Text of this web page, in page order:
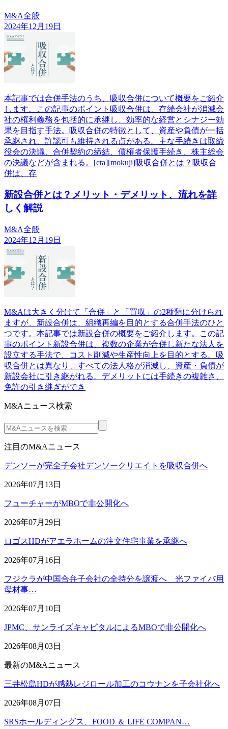
M&A全般
2024年12月19日
本記事では合併手法のうち、吸収合併について概要をご紹介
します。この記事のポイント吸収合併は、存続会社が消滅会
社の権利義務を包括的に承継し、効率的な経営とシナジー効
果を目指す手法。吸収合併の特徴として、資産や負債が一括
承継され、許認可も維持される点がある。主な手続きは取締
役会の決議、合併契約の締結、債権者保護手続き、株主総会
の決議などが含まれる。[cta][mokuji]吸収合併とは？吸収合
併は、存
新設合併とは？メリット・デメリット、流れを詳
しく解説
M&A全般
2024年12月19日
M&Aは大きく分けて「合併」と「買収」の2種類に分けられ
ますが、新設合併は、組織再編を目的とする合併手法のひと
つです。本記事では新設合併の概要をご紹介します。この記
事のポイント新設合併は、複数の企業が合併し新たな法人を
設立する手法で、コスト削減や生産性向上を目的とする。吸
収合併とは異なり、すべての法人格が消滅し、資産・負債が
新設会社に引き継がれる。デメリットには手続きの複雑さ、
免許の引き継ぎができ
M&Aニュース検索
注目のM&Aニュース
デンソーが完全子会社デンソークリエイトを吸収合併へ
2026年07月13日
フューチャーがMBOで非公開化へ
2026年07月29日
ロゴスHDがアエラホームの注文住宅事業を承継へ
2026年07月16日
フジクラが中国合弁子会社の全持分を譲渡へ 光ファイバ用
母材事…
2026年07月10日
JPMC、サンライズキャピタルによるMBOで非公開化へ
2026年08月03日
最新のM&Aニュース
三井松島HDが感熱レジロール加工のコウナンを子会社化へ
2026年08月07日
SRSホールディングス、FOOD ＆ LIFE COMPAN…